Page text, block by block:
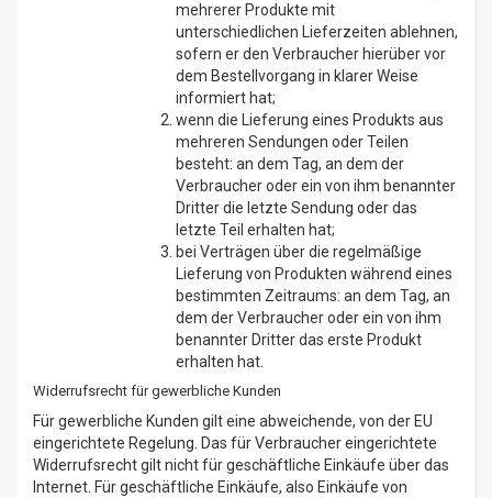
mehrerer Produkte mit
unterschiedlichen Lieferzeiten ablehnen,
sofern er den Verbraucher hierüber vor
dem Bestellvorgang in klarer Weise
informiert hat;
wenn die Lieferung eines Produkts aus
mehreren Sendungen oder Teilen
besteht: an dem Tag, an dem der
Verbraucher oder ein von ihm benannter
Dritter die letzte Sendung oder das
letzte Teil erhalten hat;
bei Verträgen über die regelmäßige
Lieferung von Produkten während eines
bestimmten Zeitraums: an dem Tag, an
dem der Verbraucher oder ein von ihm
benannter Dritter das erste Produkt
erhalten hat.
Widerrufsrecht für gewerbliche Kunden
Für gewerbliche Kunden gilt eine abweichende, von der EU
eingerichtete Regelung. Das für Verbraucher eingerichtete
Widerrufsrecht gilt nicht für geschäftliche Einkäufe über das
Internet. Für geschäftliche Einkäufe, also Einkäufe von